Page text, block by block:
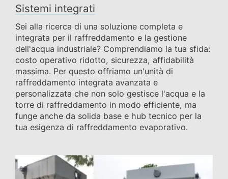
Sistemi integrati
Sei alla ricerca di una soluzione completa e
integrata per il raffreddamento e la gestione
dell'acqua industriale? Comprendiamo la tua sfida:
costo operativo ridotto, sicurezza, affidabilità
massima. Per questo offriamo un'unità di
raffreddamento integrata avanzata e
personalizzata che non solo gestisce l'acqua e la
torre di raffreddamento in modo efficiente, ma
funge anche da solida base e hub tecnico per la
tua esigenza di raffreddamento evaporativo.